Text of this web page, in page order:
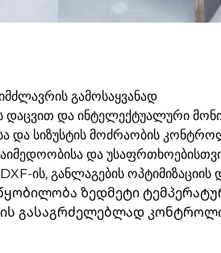
გამოსაყვანად
დაცვით და ინტელექტუალური
და სიზუსტის მოძრაობის
და
ის, განლაგების
ზედმეტი
გასაგრძელებლად